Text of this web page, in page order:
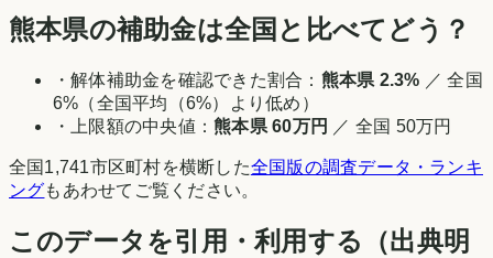
熊本県の補助金は全国と比べてどう？
・解体補助金を確認できた割合： 熊本県 2.3% ／ 全国
6%（全国平均（6%）より低め ）
・上限額の中央値：熊本県 60万円 ／ 全国 50万円
全国 1,741市区町村を横断した全国版の調査データ・ランキ
ングもあわせてご覧ください。
このデータを引用・利用する（出典明